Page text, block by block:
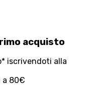
acquisto
iscrivendoti alla
a 80€